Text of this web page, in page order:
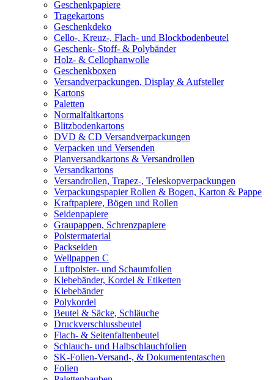
Geschenkpapiere
Tragekartons
Geschenkdeko
Cello-, Kreuz-, Flach- und Blockbodenbeutel
Geschenk- Stoff- & Polybänder
Holz- & Cellophanwolle
Geschenkboxen
Versandverpackungen, Display & Aufsteller
Kartons
Paletten
Normalfaltkartons
Blitzbodenkartons
DVD & CD Versandverpackungen
Verpacken und Versenden
Planversandkartons & Versandrollen
Versandkartons
Versandrollen, Trapez-, Teleskopverpackungen
Verpackungspapier Rollen & Bogen, Karton & Pappe
Kraftpapiere, Bögen und Rollen
Seidenpapiere
Graupappen, Schrenzpapiere
Polstermaterial
Packseiden
Wellpappen C
Luftpolster- und Schaumfolien
Klebebänder, Kordel & Etiketten
Klebebänder
Polykordel
Beutel & Säcke, Schläuche
Druckverschlussbeutel
Flach- & Seitenfaltenbeutel
Schlauch- und Halbschlauchfolien
SK-Folien-Versand-, & Dokumententaschen
Folien